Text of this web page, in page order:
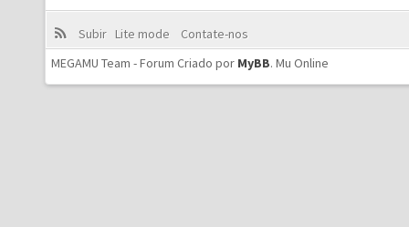
Subir Lite mode
Contate-nos
MEGAMU Team - Forum Criado por MyBB. Mu Online